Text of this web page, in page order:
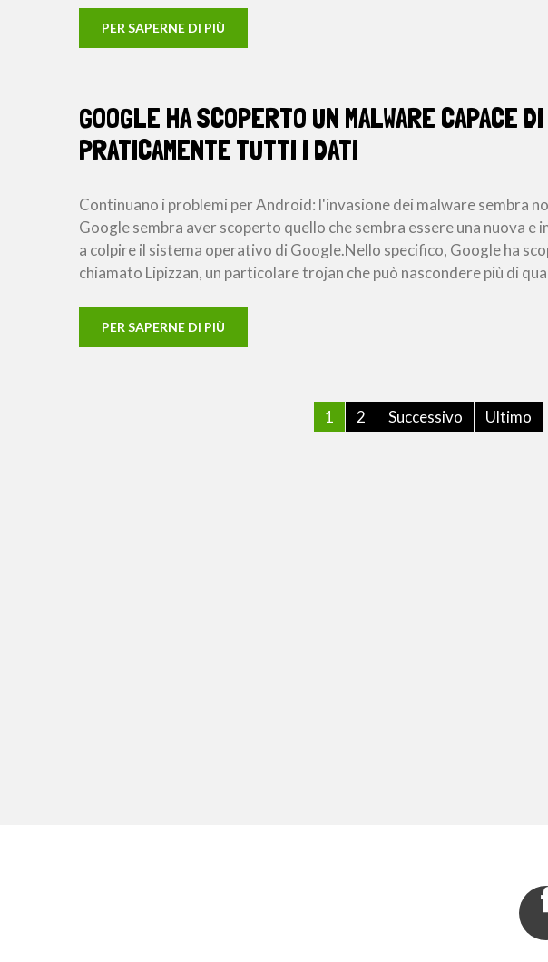
PER SAPERNE DI PIÙ
GOOGLE HA SCOPERTO UN MALWARE CAPACE
PRATICAMENTE TUTTI I DATI
Continuano i problemi per Android: l'invasione dei malware sembra
Google sembra aver scoperto quello che sembra essere una nuova
a colpire il sistema operativo di Google.Nello specifico, Google ha
chiamato Lipizzan, un particolare trojan che può nascondere più di
PER SAPERNE DI PIÙ
1 2 Successivo Ultimo